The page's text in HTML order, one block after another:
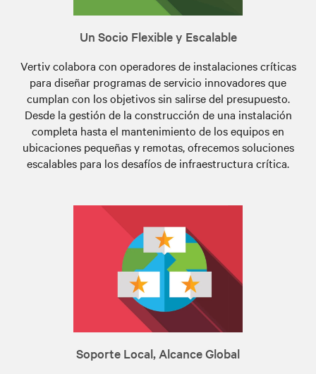
Un Socio Flexible y Escalable
Vertiv colabora con operadores de instalaciones críticas
para diseñar programas de servicio innovadores que
cumplan con los objetivos sin salirse del presupuesto.
Desde la gestión de la construcción de una instalación
completa hasta el mantenimiento de los equipos en
ubicaciones pequeñas y remotas, ofrecemos soluciones
escalables para los desafíos de infraestructura crítica.
Soporte Local, Alcance Global